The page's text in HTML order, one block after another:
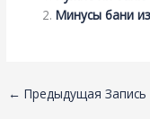
Минусы бани
← Предыдущая Запись